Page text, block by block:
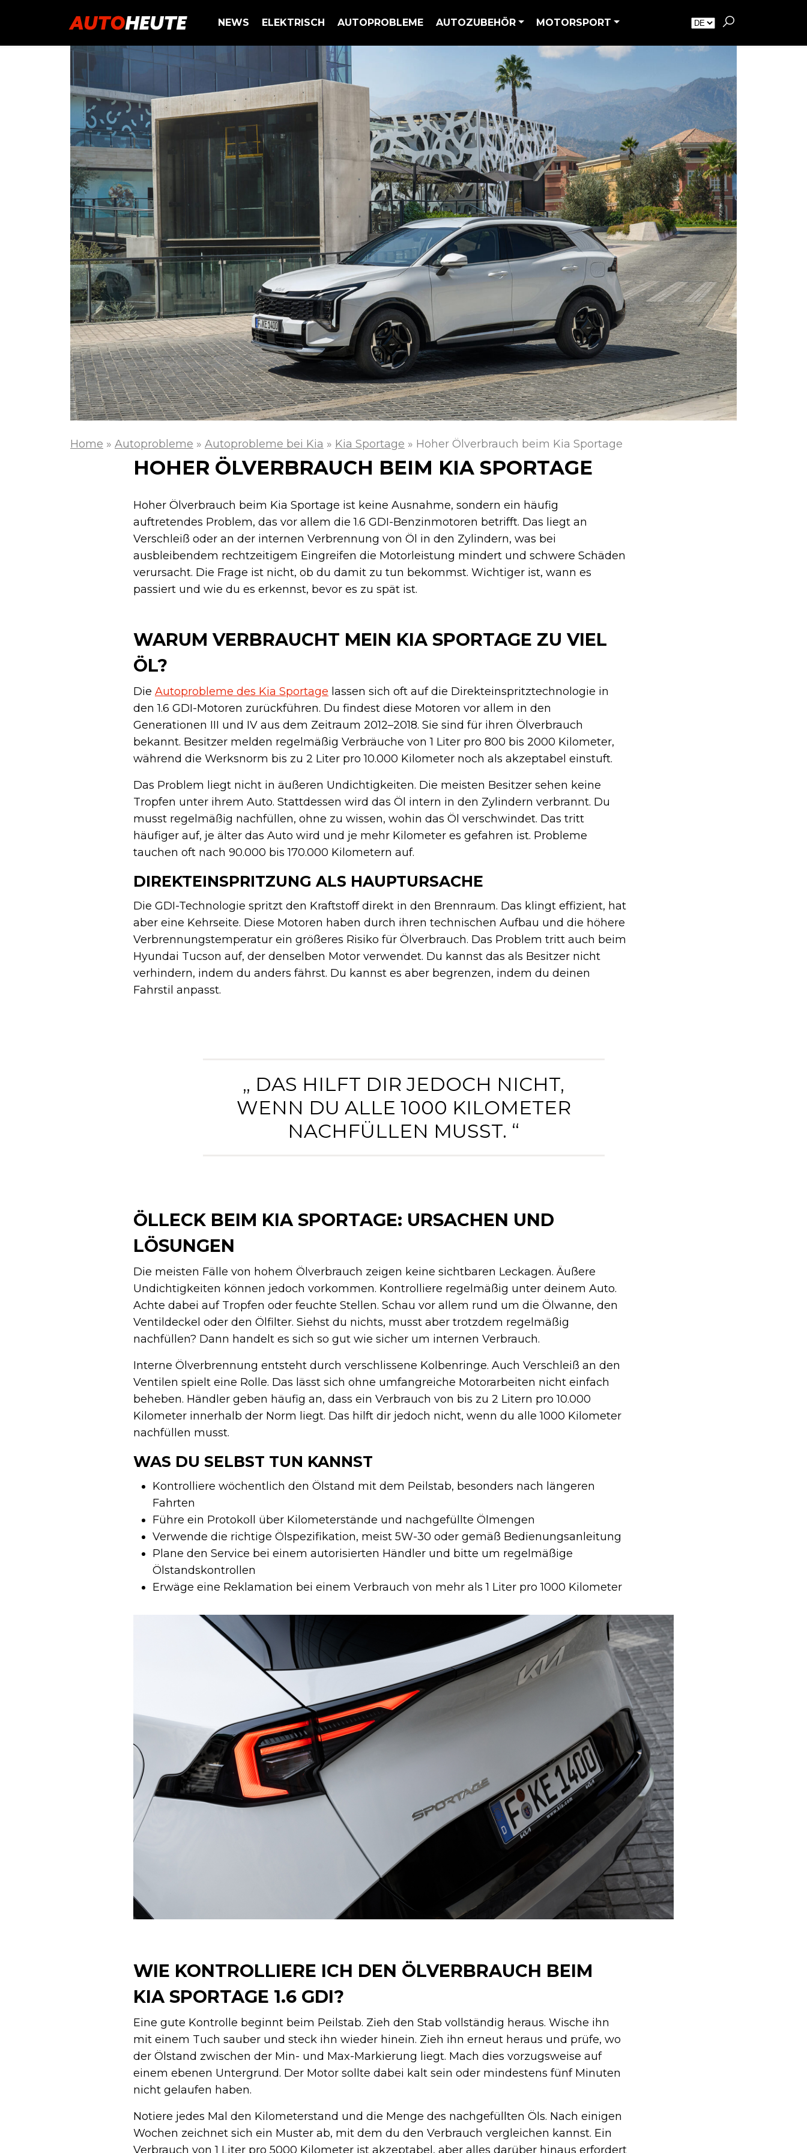
NEWS ELEKTRISCH AUTOPROBLEME AUTOZUBEHÖR MOTORSPORT
Home » Autoprobleme » Autoprobleme bei Kia » Kia Sportage » Hoher Ölverbrauch beim Kia Sportage
HOHER ÖLVERBRAUCH BEIM KIA SPORTAGE
Hoher Ölverbrauch beim Kia Sportage ist keine Ausnahme, sondern ein häufig
auftretendes Problem, das vor allem die 1.6 GDI-Benzinmotoren betrifft. Das liegt an
Verschleiß oder an der internen Verbrennung von Öl in den Zylindern, was bei
ausbleibendem rechtzeitigem Eingreifen die Motorleistung mindert und schwere Schäden
verursacht. Die Frage ist nicht, ob du damit zu tun bekommst. Wichtiger ist, wann es
passiert und wie du es erkennst, bevor es zu spät ist.
WARUM VERBRAUCHT MEIN KIA SPORTAGE ZU VIEL
ÖL?
Die Autoprobleme des Kia Sportage lassen sich oft auf die Direkteinspritztechnologie in
den 1.6 GDI-Motoren zurückführen. Du findest diese Motoren vor allem in den
Generationen III und IV aus dem Zeitraum 2012–2018. Sie sind für ihren Ölverbrauch
bekannt. Besitzer melden regelmäßig Verbräuche von 1 Liter pro 800 bis 2000 Kilometer,
während die Werksnorm bis zu 2 Liter pro 10.000 Kilometer noch als akzeptabel einstuft.
Das Problem liegt nicht in äußeren Undichtigkeiten. Die meisten Besitzer sehen keine
Tropfen unter ihrem Auto. Stattdessen wird das Öl intern in den Zylindern verbrannt. Du
musst regelmäßig nachfüllen, ohne zu wissen, wohin das Öl verschwindet. Das tritt
häufiger auf, je älter das Auto wird und je mehr Kilometer es gefahren ist. Probleme
tauchen oft nach 90.000 bis 170.000 Kilometern auf.
DIREKTEINSPRITZUNG ALS HAUPTURSACHE
Die GDI-Technologie spritzt den Kraftstoff direkt in den Brennraum. Das klingt effizient, hat
aber eine Kehrseite. Diese Motoren haben durch ihren technischen Aufbau und die höhere
Verbrennungstemperatur ein größeres Risiko für Ölverbrauch. Das Problem tritt auch beim
Hyundai Tucson auf, der denselben Motor verwendet. Du kannst das als Besitzer nicht
verhindern, indem du anders fährst. Du kannst es aber begrenzen, indem du deinen
Fahrstil anpasst.
„ DAS HILFT DIR JEDOCH NICHT,
WENN DU ALLE 1000 KILOMETER
NACHFÜLLEN MUSST. “
ÖLLECK BEIM KIA SPORTAGE: URSACHEN UND
LÖSUNGEN
Die meisten Fälle von hohem Ölverbrauch zeigen keine sichtbaren Leckagen. Äußere
Undichtigkeiten können jedoch vorkommen. Kontrolliere regelmäßig unter deinem Auto.
Achte dabei auf Tropfen oder feuchte Stellen. Schau vor allem rund um die Ölwanne, den
Ventildeckel oder den Ölfilter. Siehst du nichts, musst aber trotzdem regelmäßig
nachfüllen? Dann handelt es sich so gut wie sicher um internen Verbrauch.
Interne Ölverbrennung entsteht durch verschlissene Kolbenringe. Auch Verschleiß an den
Ventilen spielt eine Rolle. Das lässt sich ohne umfangreiche Motorarbeiten nicht einfach
beheben. Händler geben häufig an, dass ein Verbrauch von bis zu 2 Litern pro 10.000
Kilometer innerhalb der Norm liegt. Das hilft dir jedoch nicht, wenn du alle 1000 Kilometer
nachfüllen musst.
WAS DU SELBST TUN KANNST
Kontrolliere wöchentlich den Ölstand mit dem Peilstab, besonders nach längeren
Fahrten
Führe ein Protokoll über Kilometerstände und nachgefüllte Ölmengen
Verwende die richtige Ölspezifikation, meist 5W-30 oder gemäß Bedienungsanleitung
Plane den Service bei einem autorisierten Händler und bitte um regelmäßige
Ölstandskontrollen
Erwäge eine Reklamation bei einem Verbrauch von mehr als 1 Liter pro 1000 Kilometer
WIE KONTROLLIERE ICH DEN ÖLVERBRAUCH BEIM
KIA SPORTAGE 1.6 GDI?
Eine gute Kontrolle beginnt beim Peilstab. Zieh den Stab vollständig heraus. Wische ihn
mit einem Tuch sauber und steck ihn wieder hinein. Zieh ihn erneut heraus und prüfe, wo
der Ölstand zwischen der Min- und Max-Markierung liegt. Mach dies vorzugsweise auf
einem ebenen Untergrund. Der Motor sollte dabei kalt sein oder mindestens fünf Minuten
nicht gelaufen haben.
Notiere jedes Mal den Kilometerstand und die Menge des nachgefüllten Öls. Nach einigen
Wochen zeichnet sich ein Muster ab, mit dem du den Verbrauch vergleichen kannst. Ein
Verbrauch von 1 Liter pro 5000 Kilometer ist akzeptabel, aber alles darüber hinaus erfordert